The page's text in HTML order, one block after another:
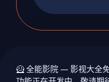
🦸 全能影院 — 影视大全